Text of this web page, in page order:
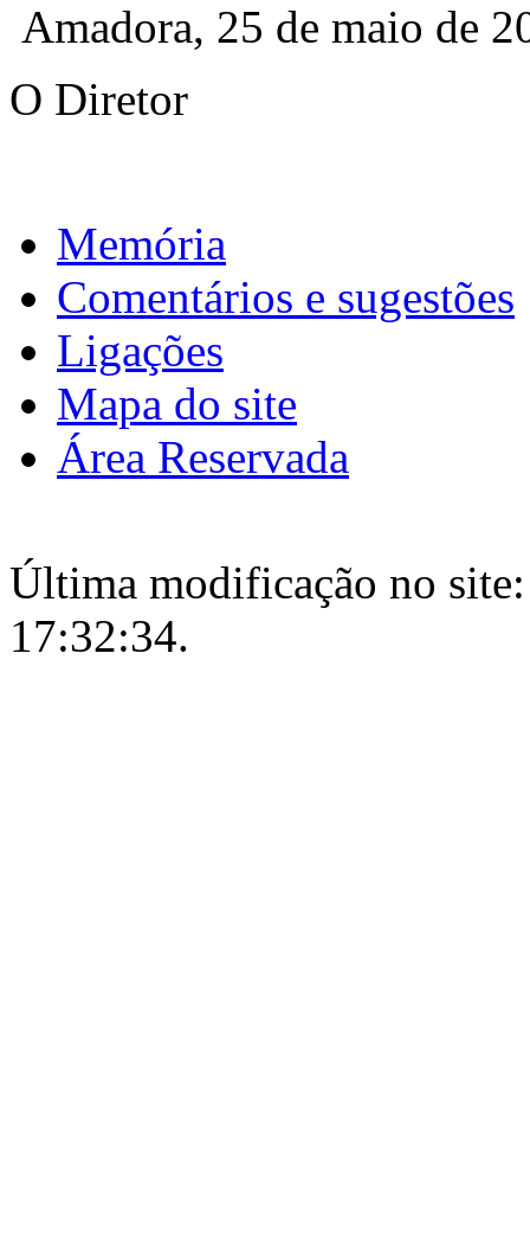
Amadora, 25 de maio de
O Diretor
Memória
Comentários e sugestões
Ligações
Mapa do site
Área Reservada
Última modificação no
17:32:34.